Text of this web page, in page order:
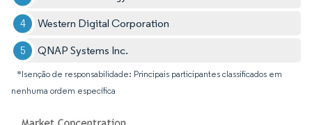
Western Digital Corporation
QNAP Systems Inc.
*Isenção de responsabilidade: Principais participantes classificados em
nenhuma ordem específica